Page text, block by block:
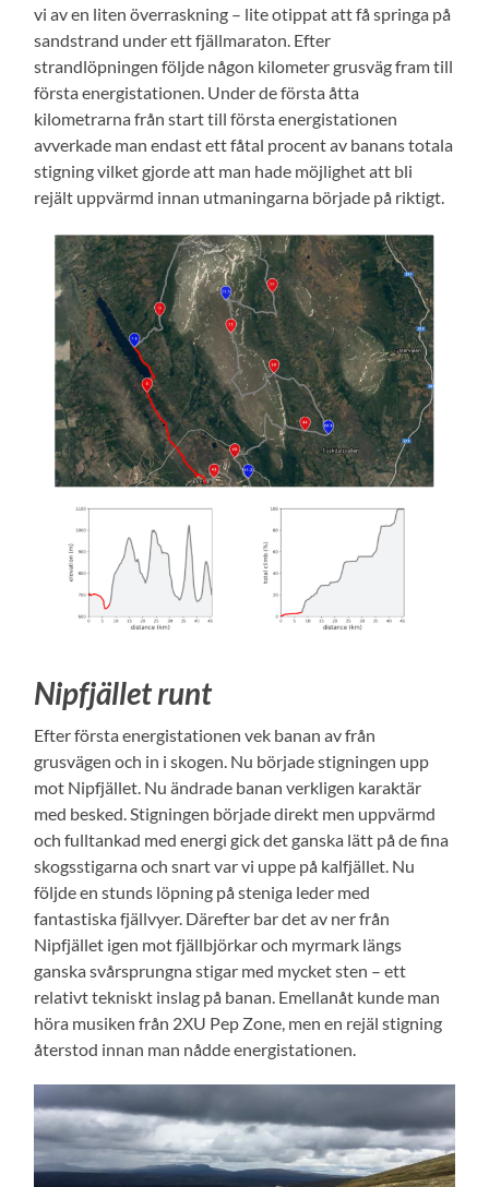
vi av en liten överraskning – lite otippat att få springa på
sandstrand under ett fjällmaraton. Efter
strandlöpningen följde någon kilometer grusväg fram till
första energistationen. Under de första åtta
kilometrarna från start till första energistationen
avverkade man endast ett fåtal procent av banans totala
stigning vilket gjorde att man hade möjlighet att bli
rejält uppvärmd innan utmaningarna började på riktigt.
Nipfjället runt
Efter första energistationen vek banan av från
grusvägen och in i skogen. Nu började stigningen upp
mot Nipfjället. Nu ändrade banan verkligen karaktär
med besked. Stigningen började direkt men uppvärmd
och fulltankad med energi gick det ganska lätt på de fina
skogsstigarna och snart var vi uppe på kalfjället. Nu
följde en stunds löpning på steniga leder med
fantastiska fjällvyer. Därefter bar det av ner från
Nipfjället igen mot fjällbjörkar och myrmark längs
ganska svårsprungna stigar med mycket sten – ett
relativt tekniskt inslag på banan. Emellanåt kunde man
höra musiken från 2XU Pep Zone, men en rejäl stigning
återstod innan man nådde energistationen.